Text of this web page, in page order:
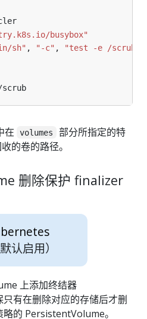
busybox"
sh" , "-c" ,
"test -e /scrub
在 volumes
部分所指定的特
的卷的路径。
删除保护 finalizer
默认启用）
上添加终结器
只有在删除对应的存储后才删
略的 PersistentVolume。